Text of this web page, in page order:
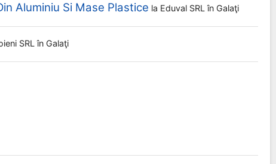
Aluminiu Si Mase Plastice la Eduval SRL în Galaţi
SRL în Galaţi